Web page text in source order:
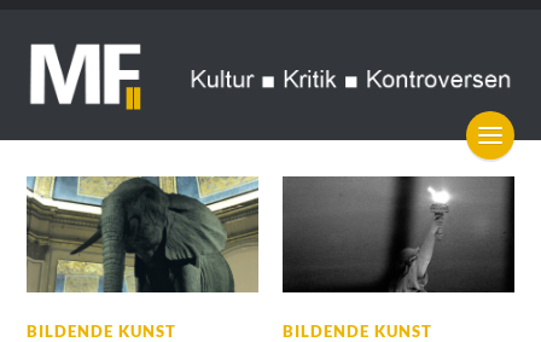
BILDENDE KUNST BILDENDE KUNST